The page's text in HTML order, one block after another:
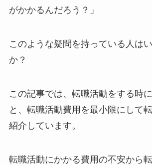
がかかるんだろう？」
このような疑問を持っている人は
か？
この記事では、転職活動をする時
と、転職活動費用を最小限にして
紹介しています。
転職活動にかかる費用の不安から